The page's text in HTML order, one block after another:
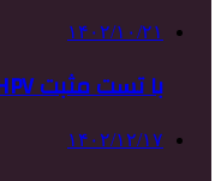
۱۴۰۲/۱۰/۲۱
با تست مثبت HPV این اقدامات ضروری است
۱۴۰۲/۱۲/۱۷